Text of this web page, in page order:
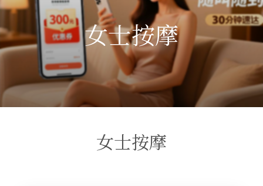
女士按摩
女士按摩